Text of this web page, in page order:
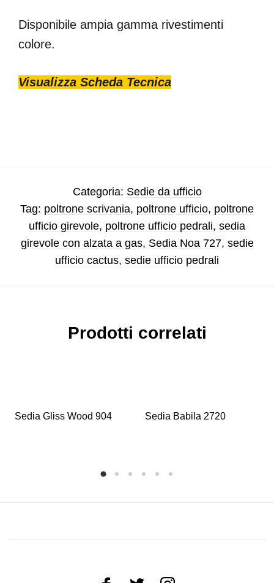
Disponibile ampia gamma rivestimenti
colore.
Visualizza Scheda Tecnica
Categoria: Sedie da ufficio
Tag: poltrone scrivania, poltrone ufficio, poltrone
ufficio girevole, poltrone ufficio pedrali, sedia
girevole con alzata a gas, Sedia Noa 727, sedie
ufficio cactus, sedie ufficio pedrali
Prodotti correlati
Sedia Gliss Wood 904 Sedia Babila 2720